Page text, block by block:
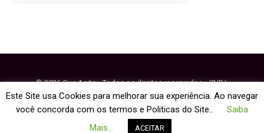
© 2026 Que Agito - Todos os direitos reservados - CNPJ:
64.884.270/0001-95
Política de Cookies
Este Site usa Cookies para melhorar sua experiência. Ao navegar
você concorda com os termos e Politicas do Site..
Saiba
Mais...
ACEITAR